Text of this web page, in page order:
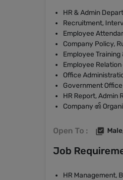
HR & Admin
Recruitment,
Employee
Company Policy,
Employee
Employee
Office
Government
HR Report, Admin
Company ၏
Open To :
Job
HR